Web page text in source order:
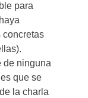
para
concretas
de ninguna
que se
la charla